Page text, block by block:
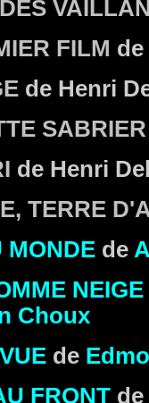
FILM
de Henri
SABRIER
de Henri
TERRE
MONDE de
NEIGE
Choux
de
FRONT de